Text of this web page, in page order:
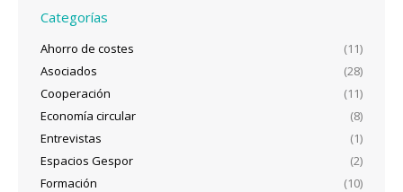
Categorías
Ahorro de costes
(11)
Asociados
(28)
Cooperación
(11)
Economía circular
(8)
Entrevistas
(1)
Espacios Gespor
(2)
Formación
(10)